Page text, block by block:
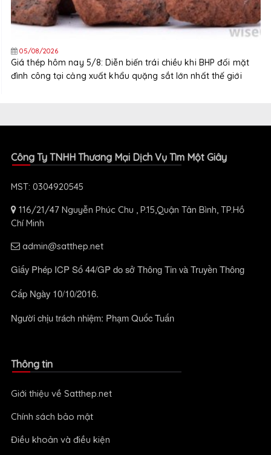
05/08/2026
Giá thép hôm nay 5/8: Diễn biến trái chiều khi BHP đối mặt
đình công tại cảng xuất khẩu quặng sắt lớn nhất thế giới
Công Ty TNHH Thương Mại Dịch Vụ Tìm Một Giây
MST: 0304920545
116/21/47 Nguyễn Phúc Chu , P.15,Quận Tân Bình, TP.Hồ
Chí Minh
admin@satthep.net
Giấy Phép ICP Số 44/GP do sở Thông Tin và Truyền Thông
Cấp Ngày 10/10/2016.
Người chịu trách nhiệm: Phạm Quốc Tuấn
Thông tin
Giới thiệu về Satthep.net
Chính sách bảo mật
Điều khoản và điều kiện